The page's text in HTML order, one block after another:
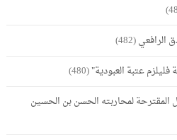
(482)
فليلزم عتبة العبودية"(480)
المقترحة لمحاربته الحسن بن الحسين